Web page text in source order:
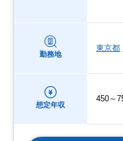
勤務地
東京都
想定年収
450～